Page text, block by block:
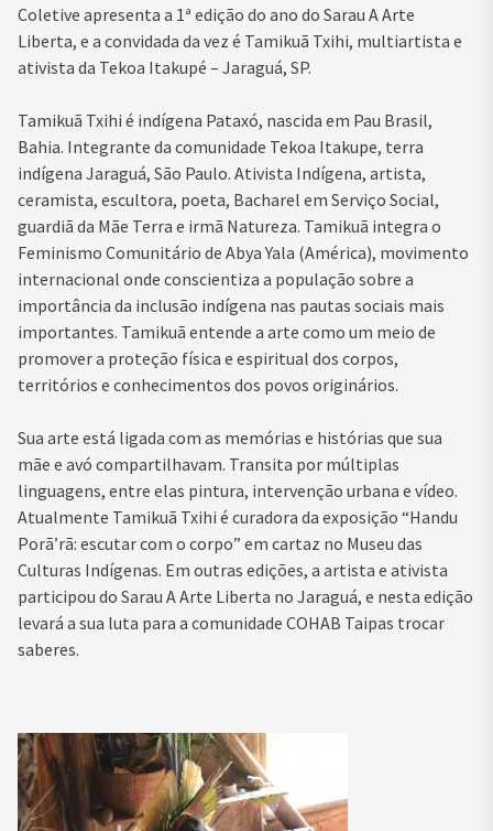
Coletive apresenta a 1ª edição do ano do Sarau A Arte
Liberta, e a convidada da vez é Tamikuã Txihi, multiartista e
ativista da Tekoa Itakupé – Jaraguá, SP.
Tamikuã Txihi é indígena Pataxó, nascida em Pau Brasil,
Bahia. Integrante da comunidade Tekoa Itakupe, terra
indígena Jaraguá, São Paulo. Ativista Indígena, artista,
ceramista, escultora, poeta, Bacharel em Serviço Social,
guardiã da Mãe Terra e irmã Natureza. Tamikuã integra o
Feminismo Comunitário de Abya Yala (América), movimento
internacional onde conscientiza a população sobre a
importância da inclusão indígena nas pautas sociais mais
importantes. Tamikuã entende a arte como um meio de
promover a proteção física e espiritual dos corpos,
territórios e conhecimentos dos povos originários.
Sua arte está ligada com as memórias e histórias que sua
mãe e avó compartilhavam. Transita por múltiplas
linguagens, entre elas pintura, intervenção urbana e vídeo.
Atualmente Tamikuã Txihi é curadora da exposição “Handu
Porã’rã: escutar com o corpo” em cartaz no Museu das
Culturas Indígenas. Em outras edições, a artista e ativista
participou do Sarau A Arte Liberta no Jaraguá, e nesta edição
levará a sua luta para a comunidade COHAB Taipas trocar
saberes.